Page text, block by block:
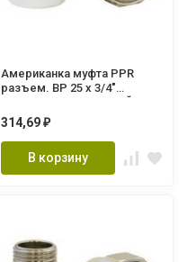
Американка муфта PPR
разъем. ВР 25 х 3/4"
314,69 ₽
В корзину